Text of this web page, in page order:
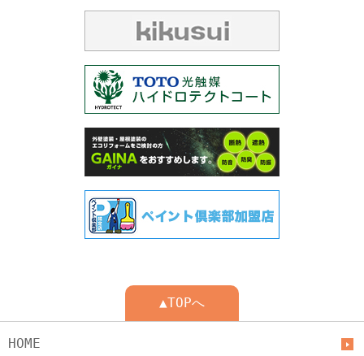
▲TOPへ
HOME